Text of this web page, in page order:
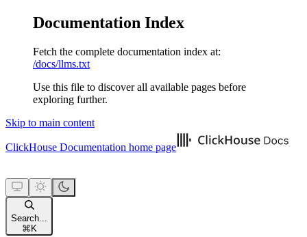
Documentation Index
Fetch the complete documentation index at:
/docs/llms.txt
Use this file to discover all available pages before
exploring further.
Skip to main content
ClickHouse Documentation home page
Search...
⌘ K